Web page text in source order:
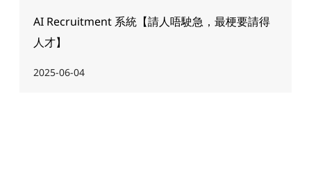
AI Recruitment 系統【請人唔駛急，最梗要請得
人才】
2025-06-04